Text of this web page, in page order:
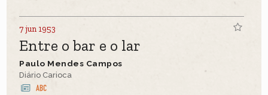
7 jun 1953
Entre o bar e o lar
Paulo Mendes Campos
Diário Carioca